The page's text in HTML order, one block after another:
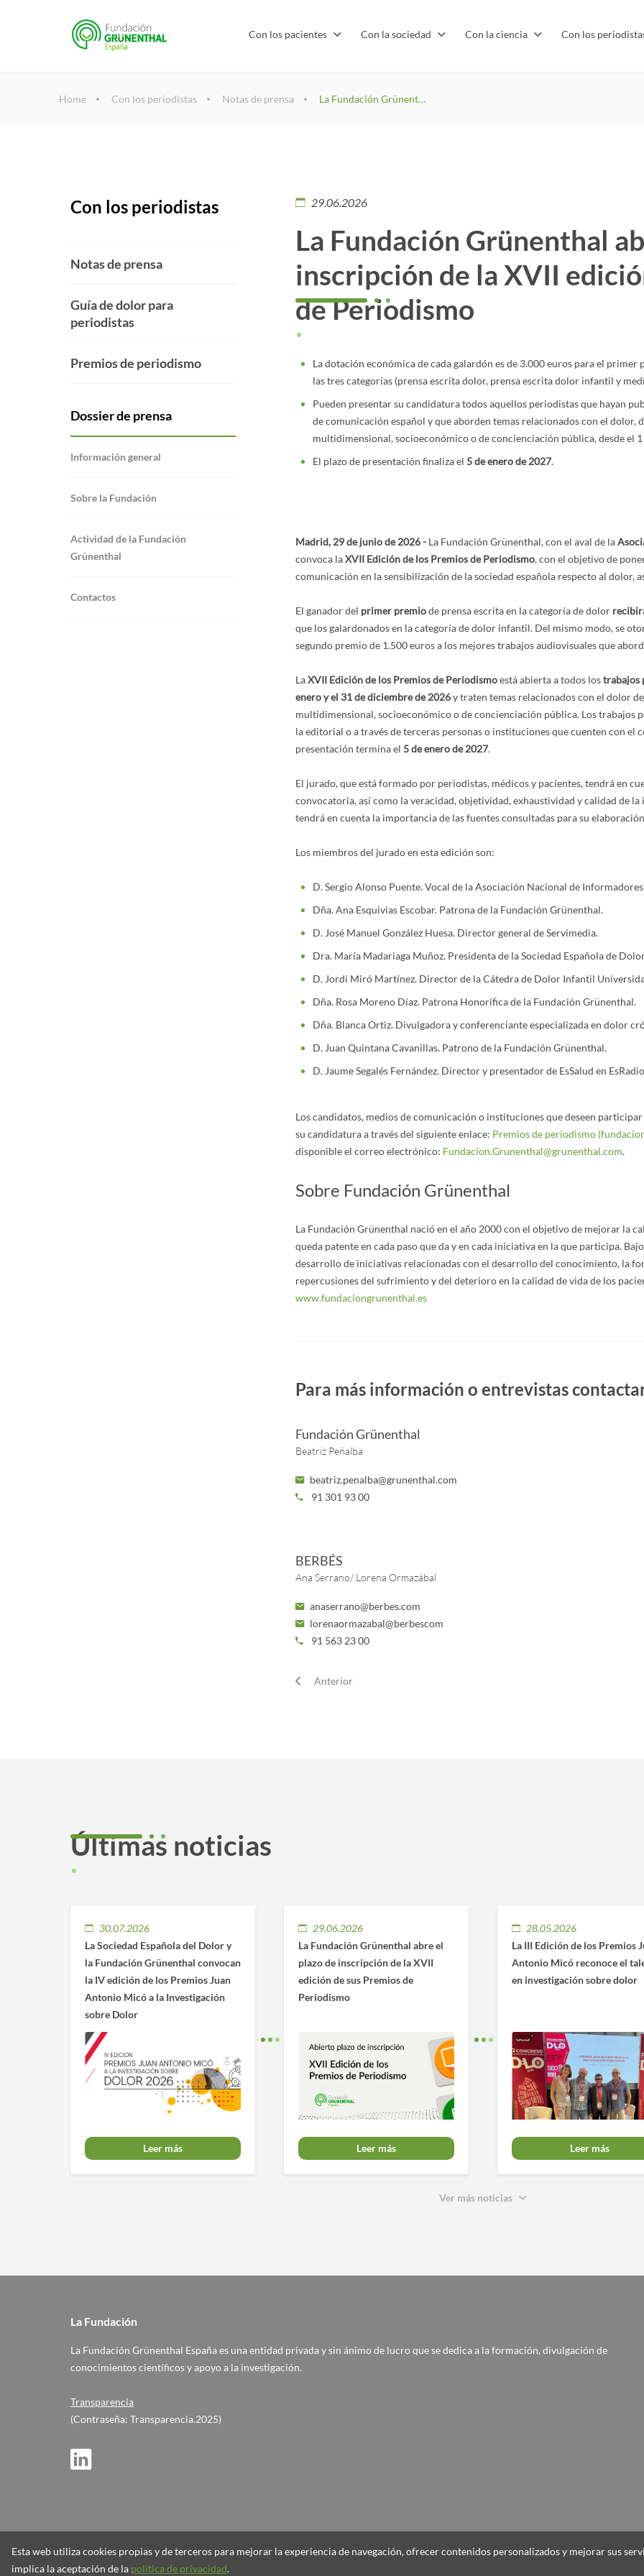
Con los pacientes Con la sociedad Con la ciencia Con los
Home Con los periodistas Notas de prensa La Fundación Grünenthal abre el plazo de inscripción de la XVII edición de sus Premios de Periodismo
Con los periodistas
Notas de prensa
Guía de dolor para
periodistas
Premios de periodismo
Dossier de prensa
Información general
Sobre la Fundación
Actividad de la Fundación
Grünenthal
Contactos
29.06.2026
La Fundación Grünenthal
inscripción de la XVII
de Periodismo
La dotación económica de cada galardón es de 3.000 euros para el primer
las tres categorías (prensa escrita dolor, prensa escrita dolor infantil y
Pueden presentar su candidatura todos aquellos periodistas que hayan
de comunicación español y que aborden temas relacionados con el dolor,
multidimensional, socioeconómico o de concienciación pública, desde el
El plazo de presentación finaliza el 5 de enero de 2027.
Madrid, 29 de junio de 2026 - La Fundación Grünenthal, con el aval de la
convoca laXVII Edición de los Premios de Periodismo, con el objetivo de
comunicación en la sensibilización de la sociedad española respecto al dolor,
El ganador del primer premiode prensa escrita en la categoría de dolor
que los galardonados en la categoría de dolor infantil. Del mismo modo, se
segundo premio de 1.500 euros a los mejores trabajos audiovisuales que
LaXVII Edición de los Premios de Periodismoestá abierta a todos lostrabajos
enero y el 31 de diciembre de 2026y traten temas relacionados con el dolor
multidimensional, socioeconómico o de concienciación pública. Los trabajos
la editorial o a través de terceras personas o instituciones que cuenten con el
presentación termina el 5 de enero de 2027.
El jurado, que está formado por periodistas, médicos y pacientes, tendrá en
convocatoria, así como la veracidad, objetividad, exhaustividad y calidad de
tendrá en cuenta la importancia de las fuentes consultadas para su
Los miembros del jurado en esta edición son:
D. Sergio Alonso Puente. Vocal de la Asociación Nacional de Informadores
Dña. Ana Esquivias Escobar. Patrona de la Fundación Grünenthal.
D. José Manuel González Huesa. Director general de Servimedia.
Dra. María Madariaga Muñoz. Presidenta de la Sociedad Española de
D. Jordi Miró Martínez. Director de la Cátedra de Dolor Infantil
Dña. Rosa Moreno Díaz. Patrona Honorífica de la Fundación Grünenthal.
Dña. Blanca Ortiz. Divulgadora y conferenciante especializada en dolor
D. Juan Quintana Cavanillas. Patrono de la Fundación Grünenthal.
D. Jaume Segalés Fernández. Director y presentador de EsSalud en
Los candidatos, medios de comunicación o instituciones que deseen
su candidatura a través del siguiente enlace: Premios de periodismo
disponible el correo electrónico: Fundacion.Grunenthal@grunenthal.com.
Sobre Fundación Grünenthal
La Fundación Grünenthal nació en el año 2000 con el objetivo de mejorar la
queda patente en cada paso que da y en cada iniciativa en la que participa.
desarrollo de iniciativas relacionadas con el desarrollo del conocimiento, la
repercusiones del sufrimiento y del deterioro en la calidad de vida de los
www.fundaciongrunenthal.es
Para más información o entrevistas
Fundación Grünenthal
Beatriz Peñalba
beatriz.penalba@grunenthal.com
91 301 93 00
BERBÉS
Ana Serrano/ Lorena Ormazábal
anaserrano@berbes.com
lorenaormazabal@berbescom
91 563 23 00
Anterior
Últimas noticias
30.07.2026
La Sociedad Española del Dolor y
la Fundación Grünenthal convocan
la IV edición de los Premios Juan
Antonio Micó a la Investigación
sobre Dolor
Leer más
29.06.2026
La Fundación Grünenthal abre el
plazo de inscripción de la XVII
edición de sus Premios de
Periodismo
Leer más
28.05.2026
La III Edición de los Premios
Antonio Micó reconoce el
en investigación sobre dolor
Leer más
Ver más noticias
La Fundación
La Fundación Grünenthal España es una entidad privada y sin ánimo de lucro que se dedica a la formación, divulgación de
conocimientos científicos y apoyo a la investigación.
Transparencia
(Contraseña: Transparencia.2025)
© 2026 Fundación GRÜNENTHAL
Esta web utiliza cookies propias y de terceros para mejorar la experiencia de navegación, ofrecer contenidos personalizados y mejorar sus
implica la aceptación de la política de privacidad.